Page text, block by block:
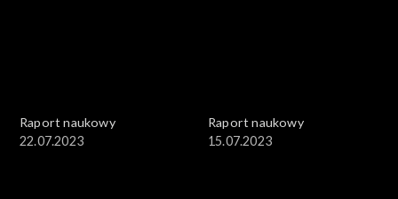
Raport naukowy
22.07.2023
Raport naukowy
15.07.2023